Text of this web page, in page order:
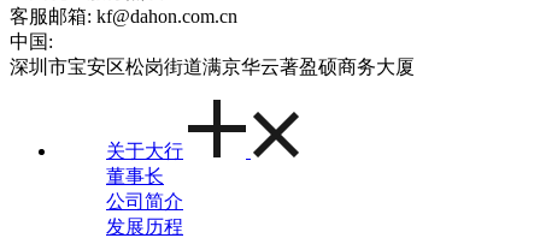
客服邮箱: kf@dahon.com.cn
中国:
深圳市宝安区松岗街道满京华云著盈硕商务大厦
关于大行
董事长
公司简介
发展历程